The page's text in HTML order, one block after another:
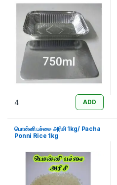
4 ADD
பொன்னி பச்சை அரிசி 1kg/ Pacha
Ponni Rice 1kg